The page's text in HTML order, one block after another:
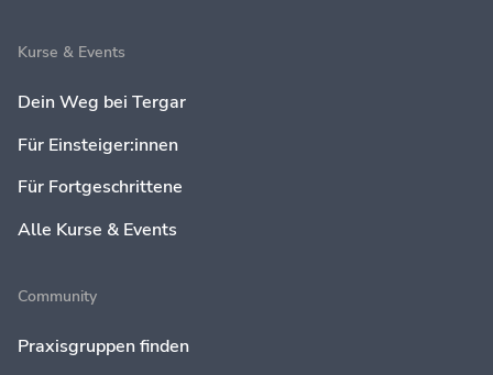
Kurse & Events
Dein Weg bei Tergar
Für Einsteiger:innen
Für Fortgeschrittene
Alle Kurse & Events
Community
Praxisgruppen finden